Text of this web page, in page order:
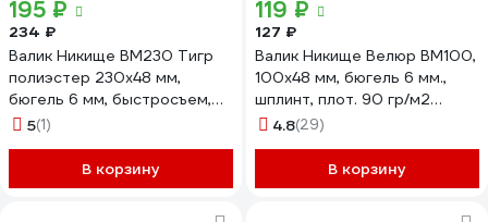
195 ₽
234 ₽
Валик Никище ВМ230 Тигр
полиэстер 230x48 мм,
бюгель 6 мм, быстросъем,
плот. 500 гр/м2, ворс 10 мм
5(1)
В корзину
119 ₽
127 ₽
Валик Никище Велюр ВМ100,
100x48 мм, бюгель 6 мм.,
шплинт, плот. 90 гр/м2
37109
4.8(29)
В корзину